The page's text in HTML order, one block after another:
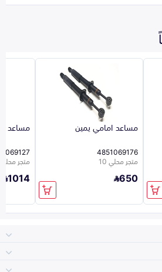
مساعد امامي يمين
4851069176
متجر محلي 10
650
مساعد
متجر محلي
1014